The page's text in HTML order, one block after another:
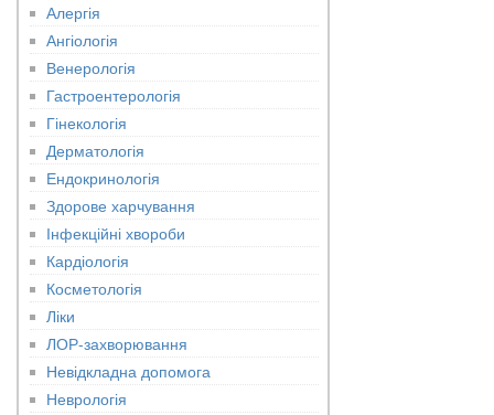
Алергія
Ангіологія
Венерологія
Гастроентерологія
Гінекологія
Дерматологія
Ендокринологія
Здорове харчування
Інфекційні хвороби
Кардіологія
Косметологія
Ліки
ЛОР-захворювання
Невідкладна допомога
Неврологія